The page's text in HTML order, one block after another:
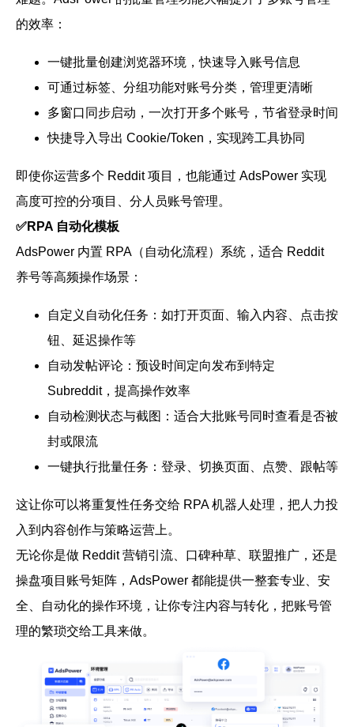
的效率：
一键批量创建浏览器环境，快速导入账号信息
可通过标签、分组功能对账号分类，管理更清晰
多窗口同步启动，一次打开多个账号，节省登录时间
快捷导入导出 Cookie/Token，实现跨工具协同
即使你运营多个 Reddit 项目，也能通过 AdsPower 实现
高度可控的分项目、分人员账号管理。
✅RPA 自动化模板
AdsPower 内置 RPA（自动化流程）系统，适合 Reddit
养号等高频操作场景：
自定义自动化任务：如打开页面、输入内容、点击按
钮、延迟操作等
自动发帖评论：预设时间定向发布到特定
Subreddit，提高操作效率
自动检测状态与截图：适合大批账号同时查看是否被
封或限流
一键执行批量任务：登录、切换页面、点赞、跟帖等
这让你可以将重复性任务交给 RPA 机器人处理，把人力投
入到内容创作与策略运营上。
无论你是做 Reddit 营销引流、口碑种草、联盟推广，还是
操盘项目账号矩阵，AdsPower 都能提供一整套专业、安
全、自动化的操作环境，让你专注内容与转化，把账号管
理的繁琐交给工具来做。